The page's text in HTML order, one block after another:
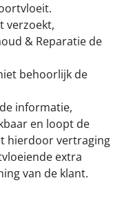
verzoekt,
& Reparatie de
behoorlijk de
informatie,
en loopt de
hierdoor vertraging
extra
van de klant.